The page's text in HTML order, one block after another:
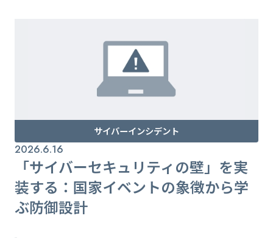
サイバーインシデント
2026.6.16
「サイバーセキュリティの壁」を実
装する：国家イベントの象徴から学
ぶ防御設計